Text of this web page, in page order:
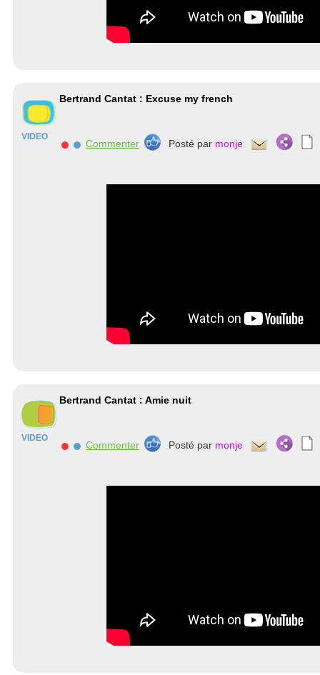
VIDEO
Bertrand Cantat : Excuse my french
Commenter Posté par monje
VIDEO
Bertrand Cantat : Amie nuit
Commenter Posté par monje